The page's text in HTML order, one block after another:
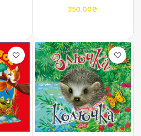
350.00₴